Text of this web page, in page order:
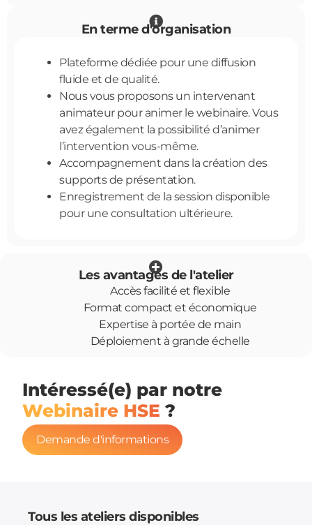
En terme d'organisation
Plateforme dédiée pour une diffusion
fluide et de qualité.
Nous vous proposons un intervenant
animateur pour animer le webinaire. Vous
avez également la possibilité d’animer
l’intervention vous-même.
Accompagnement dans la création des
supports de présentation.
Enregistrement de la session disponible
pour une consultation ultérieure.
Les avantages de l'atelier
Accès facilité et flexible
Format compact et économique
Expertise à portée de main
Déploiement à grande échelle
Intéressé(e) par notre
Webinaire HSE ?
Demande d'informations
Tous les ateliers disponibles